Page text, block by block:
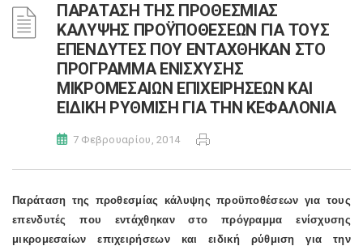
ΠΑΡΑΤΑΣΗ ΤΗΣ ΠΡΟΘΕΣΜΙΑΣ
ΚΑΛΥΨΗΣ ΠΡΟΫΠΟΘΕΣΕΩΝ ΓΙΑ ΤΟΥΣ
ΕΠΕΝΔΥΤΕΣ ΠΟΥ ΕΝΤΑΧΘΗΚΑΝ ΣΤΟ
ΠΡΟΓΡΑΜΜΑ ΕΝΙΣΧΥΣΗΣ
ΜΙΚΡΟΜΕΣΑΙΩΝ ΕΠΙΧΕΙΡΗΣΕΩΝ ΚΑΙ
ΕΙΔΙΚΗ ΡΥΘΜΙΣΗ ΓΙΑ ΤΗΝ ΚΕΦΑΛΟΝΙΑ
7 Φεβρουαρίου, 2014
Παράταση της προθεσμίας κάλυψης προϋποθέσεων για τους
επενδυτές που εντάχθηκαν στο πρόγραμμα ενίσχυσης
μικρομεσαίων επιχειρήσεων και ειδική ρύθμιση για την